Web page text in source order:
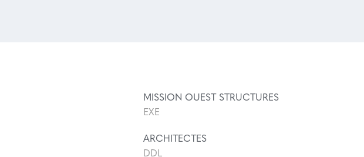
MISSION OUEST STRUCTURES
EXE
ARCHITECTES
DDL